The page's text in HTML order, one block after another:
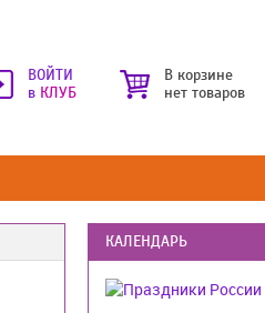
ВОЙТИ
в КЛУБ
В корзине
нет товаров
КАЛЕНДАРЬ